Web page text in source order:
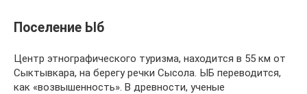
Поселение Ыб
Центр этнографического туризма, находится в 55 км от
Сыктывкара, на берегу речки Сысола. ЫБ переводится,
как «возвышенность». В древности, ученые